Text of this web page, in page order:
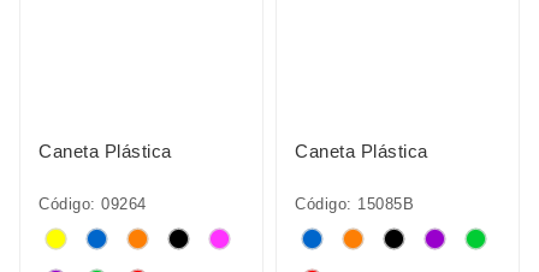
Caneta Plástica
Código: 09264
Caneta Plástica
Código: 15085B